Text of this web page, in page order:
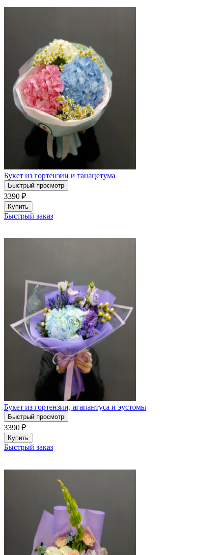
Букет из гортензии и танацетума
Быстрый просмотр
3390 ₽
Купить
Быстрый заказ
Букет из гортензии, агапантуса и эустомы
Быстрый просмотр
3390 ₽
Купить
Быстрый заказ